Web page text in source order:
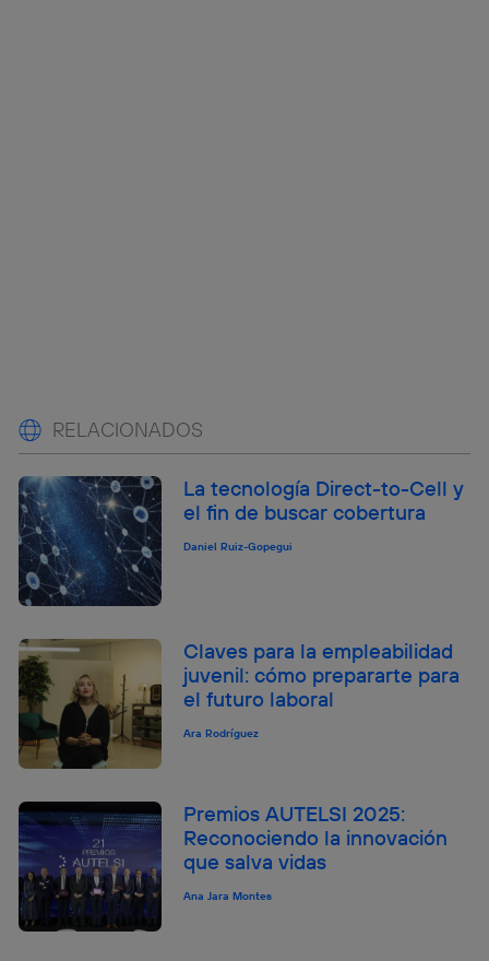
RELACIONADOS
La tecnología Direct-to-Cell y
el fin de buscar cobertura
Daniel Ruiz-Gopegui
Claves para la empleabilidad
juvenil: cómo prepararte para
el futuro laboral
Ara Rodríguez
Premios AUTELSI 2025:
Reconociendo la innovación
que salva vidas
Ana Jara Montes